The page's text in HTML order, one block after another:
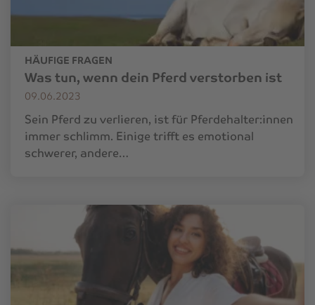
HÄUFIGE FRAGEN
Was tun, wenn dein Pferd verstorben ist
09.06.2023
Sein Pferd zu verlieren, ist für Pferdehalter:innen
immer schlimm. Einige trifft es emotional
schwerer, andere…